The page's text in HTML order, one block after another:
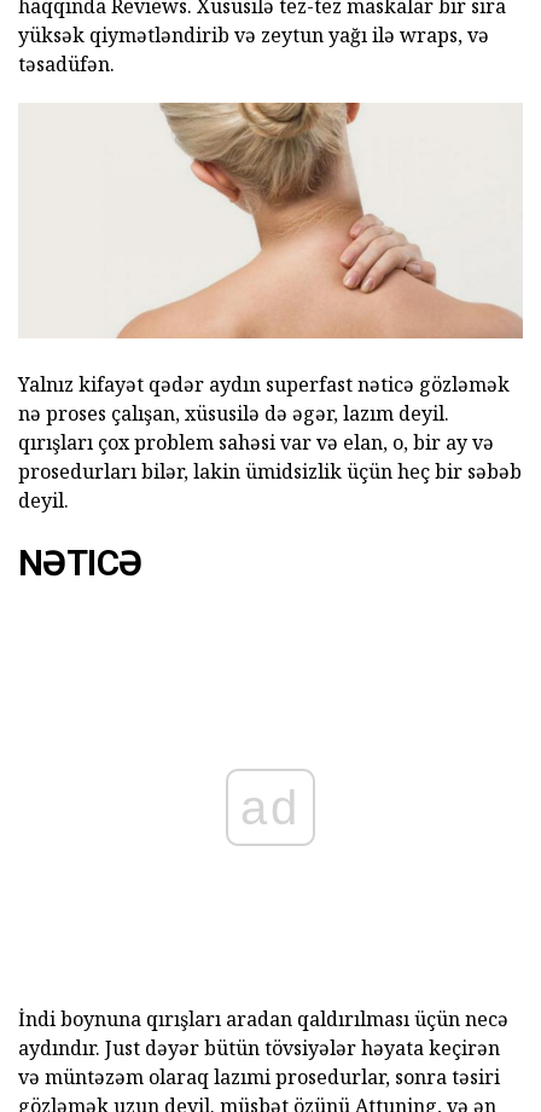
haqqında Reviews. Xüsusilə tez-tez maskalar bir sıra
yüksək qiymətləndirib və zeytun yağı ilə wraps, və
təsadüfən.
Yalnız kifayət qədər aydın superfast nəticə gözləmək
nə proses çalışan, xüsusilə də əgər, lazım deyil.
qırışları çox problem sahəsi var və elan, o, bir ay və
prosedurları bilər, lakin ümidsizlik üçün heç bir səbəb
deyil.
NƏTICƏ
ad
İndi boynuna qırışları aradan qaldırılması üçün necə
aydındır. Just dəyər bütün tövsiyələr həyata keçirən
və müntəzəm olaraq lazımi prosedurlar, sonra təsiri
gözləmək uzun deyil. müsbət özünü Attuning, və ən